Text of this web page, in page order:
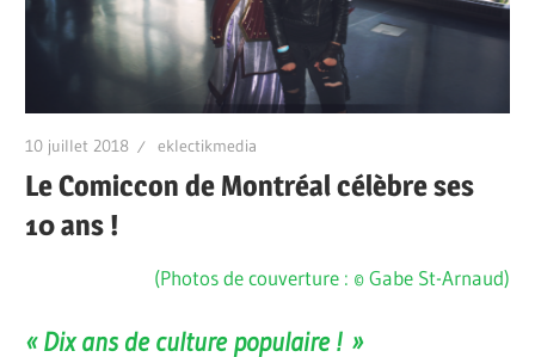
10 juillet 2018 eklectikmedia
Le Comiccon de Montréal célèbre ses
10 ans !
(Photos de couverture : © Gabe St-Arnaud)
« Dix ans de culture populaire ! »